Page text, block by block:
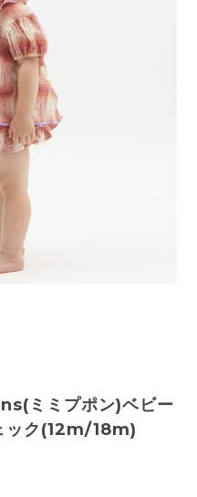
ミミプポン)ベビー
ック(12m/18m)